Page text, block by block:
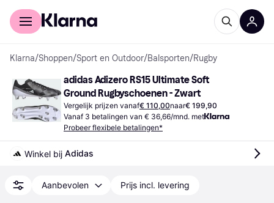
Voor shoppers
Klarna/Shoppen/Sport en Outdoor/Balsporten/Rugby
adidas Adizero RS15 Ultimate Soft
Ground Rugbyschoenen - Zwart
Vergelijk prijzen vanaf€ 110,00naar€ 199,90
Vanaf 3 betalingen van € 36,66/mnd. met
Probeer flexibele betalingen*
Winkel bij Adidas
Aanbevolen Prijs incl. levering